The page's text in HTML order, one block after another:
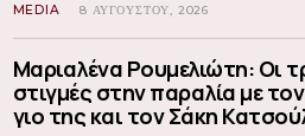
MEDIA 8 ΑΥΓΟΎΣΤΟΥ, 2026
Μαριαλένα Ρουμελιώτη: Οι
στιγμές στην παραλία με
γιο της και τον Σάκη